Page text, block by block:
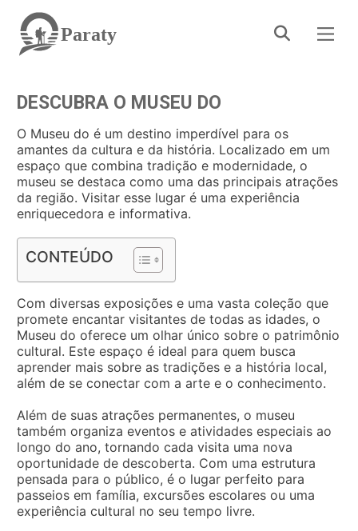
Paraty
DESCUBRA O MUSEU DO
O Museu do é um destino imperdível para os
amantes da cultura e da história. Localizado em um
espaço que combina tradição e modernidade, o
museu se destaca como uma das principais atrações
da região. Visitar esse lugar é uma experiência
enriquecedora e informativa.
CONTEÚDO
Com diversas exposições e uma vasta coleção que
promete encantar visitantes de todas as idades, o
Museu do oferece um olhar único sobre o patrimônio
cultural. Este espaço é ideal para quem busca
aprender mais sobre as tradições e a história local,
além de se conectar com a arte e o conhecimento.
Além de suas atrações permanentes, o museu
também organiza eventos e atividades especiais ao
longo do ano, tornando cada visita uma nova
oportunidade de descoberta. Com uma estrutura
pensada para o público, é o lugar perfeito para
passeios em família, excursões escolares ou uma
experiência cultural no seu tempo livre.